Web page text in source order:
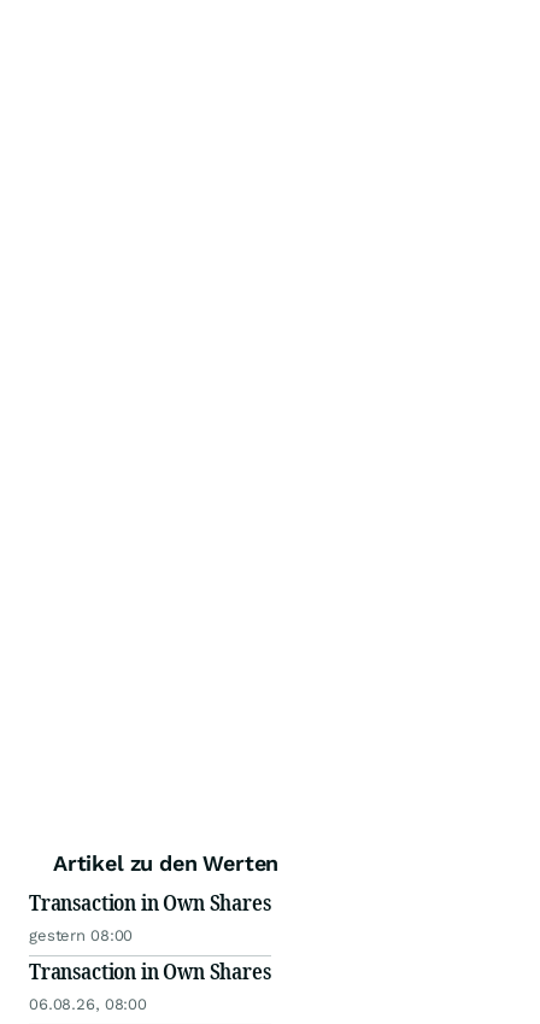
Artikel zu den Werten
Transaction in Own Shares
gestern 08:00
Transaction in Own Shares
06.08.26, 08:00